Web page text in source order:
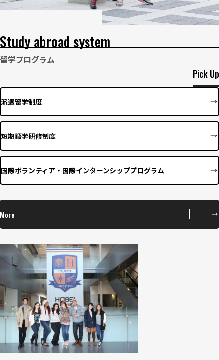
Study abroad system
留学プログラム
Pick Up
派遣留学制度
短期語学研修制度
国際ボランティア・国際インターンシッププログラム
More